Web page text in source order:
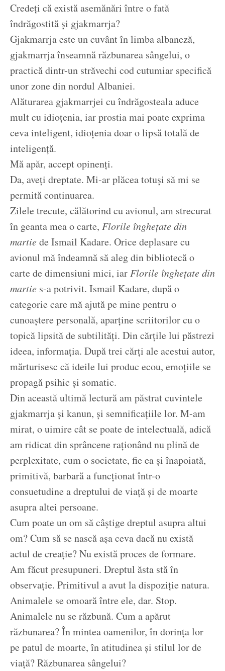
Credeți că există asemănări între o fată
îndrăgostită și gjakmarrja?
Gjakmarrja este un cuvânt în limba albaneză,
gjakmarrja înseamnă răzbunarea sângelui, o
practică dintr-un străvechi cod cutumiar specifică
unor zone din nordul Albaniei.
Alăturarea gjakmarrjei cu îndrăgosteala aduce
mult cu idioțenia, iar prostia mai poate exprima
ceva inteligent, idioțenia doar o lipsă totală de
inteligență.
Mă apăr, accept opinenți.
Da, aveți dreptate. Mi-ar plăcea totuși să mi se
permită continuarea.
Zilele trecute, călătorind cu avionul, am strecurat
în geanta mea o carte, Florile înghețate din
martiede Ismail Kadare. Orice deplasare cu
avionul mă îndeamnă să aleg din bibliotecă o
carte de dimensiuni mici, iar Florile înghețate din
martie s-a potrivit. Ismail Kadare, după o
categorie care mă ajută pe mine pentru o
cunoaștere personală, aparține scriitorilor cu o
topică lipsită de subtilități. Din cărțile lui păstrezi
ideea, informația. După trei cărți ale acestui autor,
mărturisesc că ideile lui produc ecou, emoțiile se
propagă psihic și somatic.
Din această ultimă lectură am păstrat cuvintele
gjakmarrja și kanun, și semnificațiile lor. M-am
mirat, o uimire cât se poate de intelectuală, adică
am ridicat din sprâncene raționând nu plină de
perplexitate, cum o societate, fie ea și înapoiată,
primitivă, barbară a funcționat într-o
consuetudine a dreptului de viață și de moarte
asupra altei persoane.
Cum poate un om să câștige dreptul asupra altui
om? Cum să se nască așa ceva dacă nu există
actul de creație? Nu există proces de formare.
Am făcut presupuneri. Dreptul ăsta stă în
observație. Primitivul a avut la dispoziție natura.
Animalele se omoară între ele, dar. Stop.
Animalele nu se răzbună. Cum a apărut
răzbunarea? În mintea oamenilor, în dorința lor
pe patul de moarte, în atitudinea și stilul lor de
viață? Răzbunarea sângelui?